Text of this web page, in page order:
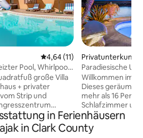
Durchschnittliche Bewertung:
4,64 (11)
Pool, Whirlpool
Strip
große Villa
+ privater
Strip und
für bis zu 16
und 3,5
einen beheizten
Privatunterkunft
City
Paradiesische
Spa und Dock!
Willkommen im
Dieses
mehr als 16
Schlafzimmer
privates Dock,
Strände, einen
den Tag am
in Ferienhäusern
in Clark County